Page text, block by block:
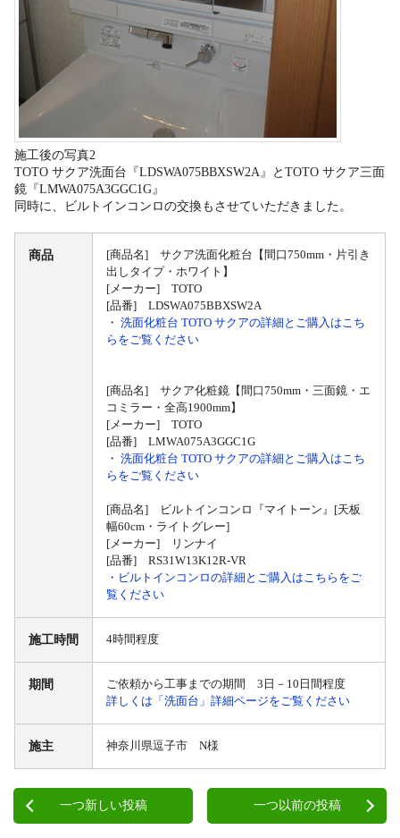
施工後の写真2
TOTO サクア洗面台『LDSWA075BBXSW2A』とTOTO サクア三面
鏡『LMWA075A3GGC1G』
同時に、ビルトインコンロの交換もさせていただきました。
商品
[商品名] サクア洗面化粧台【間口750mm・片引き
出しタイプ・ホワイト】
[メーカー] TOTO
[品番] LDSWA075BBXSW2A
・ 洗面化粧台 TOTO サクアの詳細とご購入はこち
らをご覧ください
[商品名] サクア化粧鏡【間口750mm・三面鏡・エ
コミラー・全高1900mm】
[メーカー] TOTO
[品番] LMWA075A3GGC1G
・ 洗面化粧台 TOTO サクアの詳細とご購入はこち
らをご覧ください
[商品名] ビルトインコンロ『マイトーン』[天板
幅60cm・ライトグレー]
[メーカー] リンナイ
[品番] RS31W13K12R-VR
・ビルトインコンロの詳細とご購入はこちらをご
覧ください
施工時間 4時間程度
期間
ご依頼から工事までの期間 3日－10日間程度
詳しくは「洗面台」詳細ページをご覧ください
施主 神奈川県逗子市 N様
一つ新しい投稿 一つ以前の投稿